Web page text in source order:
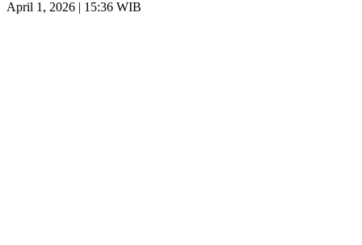
April 1, 2026 | 15:36 WIB